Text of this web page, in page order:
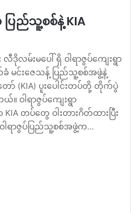
ပြည်သူ့စစ်နဲ့ KIA
ဒိုလမ်းမပေါ် ရှိ ဝါရာဇွပ်ကျေးရွာ
မင်းဇေသန့် ပြည်သူ့စစ်အဖွဲ့နဲ့
(KIA) ပူးပေါင်းတပ်တို့ တိုက်ပွဲ
။ ဝါရာဇွပ်ကျေးရွာ
တပ်တွေ ဝါးတားဂိတ်ထားပြီး
ာဇွပ်ပြည်သူ့စစ်အဖွဲ့က…